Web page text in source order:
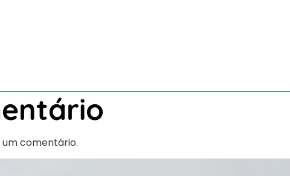
comentário.